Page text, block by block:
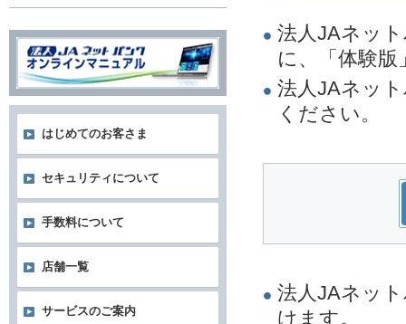
法人JAネッ
に、「体験
法人JAネッ
ください。
法人JAネッ
けます。
はじめてのお客さま
セキュリティについて
手数料について
店舗一覧
サービスのご案内